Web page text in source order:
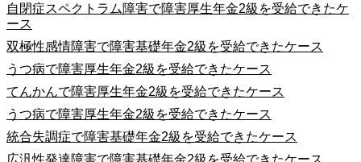
自閉症スペクトラム障害で障害厚生年金2級を受給できたケ
ース
双極性感情障害で障害基礎年金2級を受給できたケース
うつ病で障害厚生年金2級を受給できたケース
てんかんで障害厚生年金2級を受給できたケース
うつ病で障害厚生年金2級を受給できたケース
統合失調症で障害基礎年金2級を受給できたケース
広汎性発達障害で障害基礎年金2級を受給できたケース